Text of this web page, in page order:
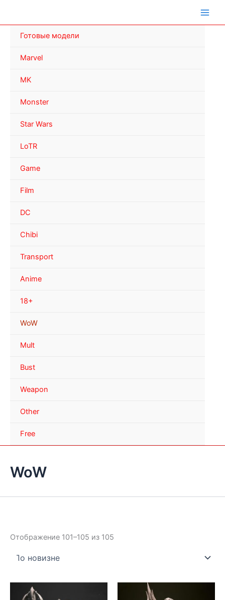
Готовые модели
Marvel
MK
Monster
Star Wars
LoTR
Game
Film
DC
Chibi
Transport
Anime
18+
WoW
Mult
Bust
Weapon
Other
Free
WoW
Отображение 101–105 из 105